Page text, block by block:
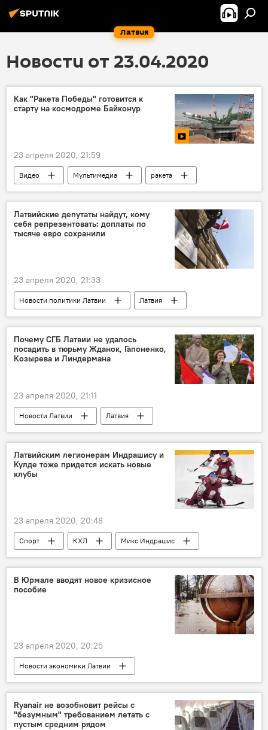
Латвия
Новости от 23.04.2020
Как "Ракета Победы" готовится к
старту на космодроме Байконур
23 апреля 2020, 21:59
Видео Мультимедиа
ракета
победа
Великая Отечественная война
Латвийские депутаты найдут, кому
себя репрезентовать: доплаты по
тысяче евро сохранили
23 апреля 2020, 21:33
Новости политики Латвии
Латвия
Сейм
Юлия Степаненко
Алдис Гобземс
Почему СГБ Латвии не удалось
посадить в тюрьму Жданок, Гапоненко,
Козырева и Линдермана
23 апреля 2020, 21:11
Новости Латвии
Латвия
Служба государственной безопасности
Татьяна Жданок
Александр Гапоненко
Владимир Линдерман
Илья Козырев
Латвийским легионерам Индрашису и
Кулде тоже придется искать новые
клубы
23 апреля 2020, 20:48
Спорт КХЛ
Микс Индрашис
Артурс Кулда
В Юрмале вводят новое кризисное
пособие
23 апреля 2020, 20:25
Новости экономики Латвии
Ryanair не возобновит рейсы с
"безумным" требованием летать с
пустым средним рядом